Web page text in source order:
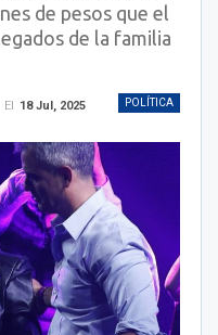
de pesos que el
de la familia
POLÍTICA
El 18 Jul, 2025